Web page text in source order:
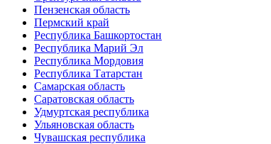
Пензенская область
Пермский край
Республика Башкортостан
Республика Марий Эл
Республика Мордовия
Республика Татарстан
Самарская область
Саратовская область
Удмуртская республика
Ульяновская область
Чувашская республика